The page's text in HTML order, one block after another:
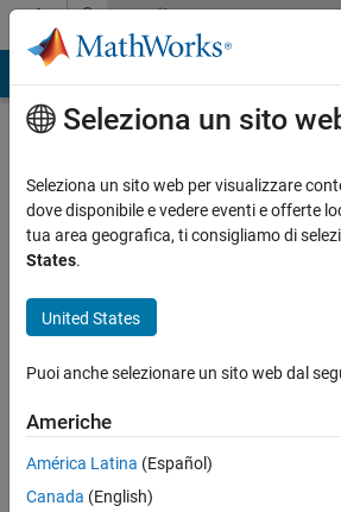
Vai al contenutoCommunity
Profile
Nathan
You
Last
circa 4
Attivo
Followers:
Seleziona un sito
Seleziona un sito web per visualizzare
dove disponibile e vedere eventi e offerte
tua area geografica, ti consigliamo di
States.
United States
Puoi anche selezionare un sito web dal
Americhe
América Latina (Español)
Canada (English)